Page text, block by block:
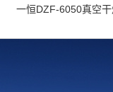
一恒DZF-6050真空